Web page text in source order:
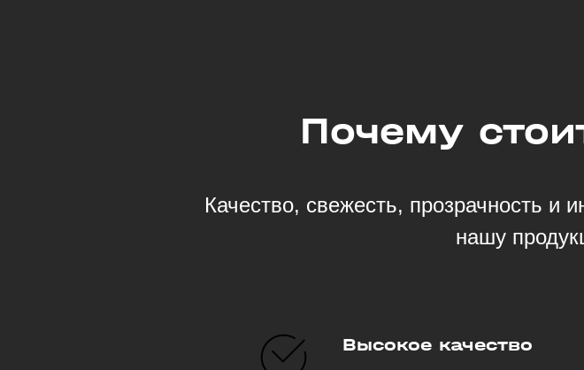
Почему
Качество, свежесть, прозрачность и
нашу
Высокое качество